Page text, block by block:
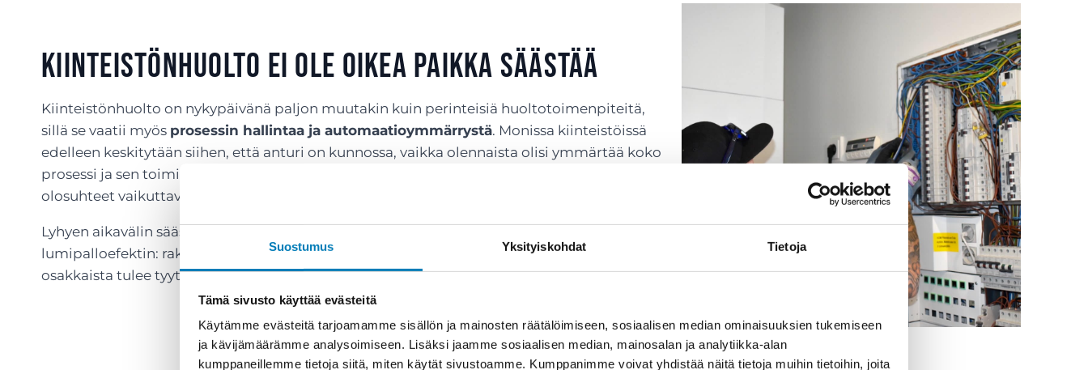
Suostumus Yksityiskohdat Tietoja
Tämä sivusto käyttää evästeitä
Käytämme evästeitä tarjoamamme sisällön ja mainosten räätälöimiseen, sosiaalisen median ominaisuuksien tukemiseen
ja kävijämäärämme analysoimiseen. Lisäksi jaamme sosiaalisen median, mainosalan ja analytiikka-alan
kumppaneillemme tietoja siitä, miten käytät sivustoamme. Kumppanimme voivat yhdistää näitä tietoja muihin tietoihin, joita
Kiinteistönhuolto ei ole oikea paikka säästää
Kiinteistönhuolto on nykypäivänä paljon muutakin kuin perinteisiä huoltotoimenpiteitä,
sillä se vaatii myös prosessin hallintaa ja automaatioymmärrystä. Monissa kiinteistöissä
edelleen keskitytään siihen, että anturi on kunnossa, vaikka olennaista olisi ymmärtää koko
prosessi ja sen toimivuus. Mm. ymmärrystä siitä, kuinka ilma liikkuu, ja miten erilaiset
olosuhteet vaikuttavat rakennuksen lämpötilaan.
Lyhyen aikavälin säästöt kiinteistönhuollossa voivat
lumipalloefektin: rakennuksen arvo alenee huonon sisäilman ja sisäilmaongelmien vuoksi,
osakkaista tulee tyytymättömiä ja vuokralaiset kaikkoavat.